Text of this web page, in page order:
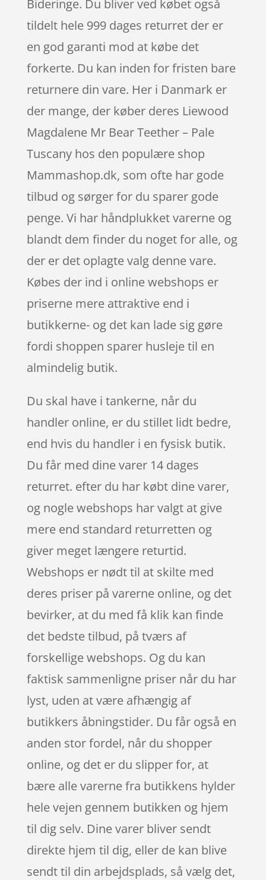
Bideringe. Du bliver ved købet også
tildelt hele 999 dages returret der er
en god garanti mod at købe det
forkerte. Du kan inden for fristen bare
returnere din vare. Her i Danmark er
der mange, der køber deres Liewood
Magdalene Mr Bear Teether – Pale
Tuscany hos den populære shop
Mammashop.dk, som ofte har gode
tilbud og sørger for du sparer gode
penge. Vi har håndplukket varerne og
blandt dem finder du noget for alle, og
der er det oplagte valg denne vare.
Købes der ind i online webshops er
priserne mere attraktive end i
butikkerne- og det kan lade sig gøre
fordi shoppen sparer husleje til en
almindelig butik.
Du skal have i tankerne, når du
handler online, er du stillet lidt bedre,
end hvis du handler i en fysisk butik.
Du får med dine varer 14 dages
returret. efter du har købt dine varer,
og nogle webshops har valgt at give
mere end standard returretten og
giver meget længere returtid.
Webshops er nødt til at skilte med
deres priser på varerne online, og det
bevirker, at du med få klik kan finde
det bedste tilbud, på tværs af
forskellige webshops. Og du kan
faktisk sammenligne priser når du har
lyst, uden at være afhængig af
butikkers åbningstider. Du får også en
anden stor fordel, når du shopper
online, og det er du slipper for, at
bære alle varerne fra butikkens hylder
hele vejen gennem butikken og hjem
til dig selv. Dine varer bliver sendt
direkte hjem til dig, eller de kan blive
sendt til din arbejdsplads, så vælg det,